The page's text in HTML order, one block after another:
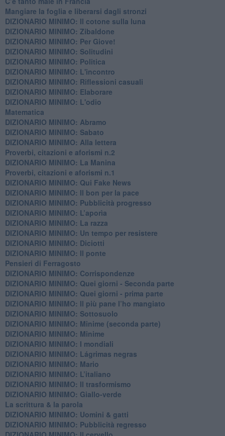
​Mangiare la foglia e liberarsi dagli stronzi
DIZIONARIO MINIMO: Il cotone sulla luna
DIZIONARIO MINIMO: Zibaldone
DIZIONARIO MINIMO: Per Giove!
DIZIONARIO MINIMO: Solitudini
DIZIONARIO MINIMO: Politica
DIZIONARIO MINIMO: L'incontro
DIZIONARIO MINIMO: Riflessioni casuali
DIZIONARIO MINIMO: Elaborare
DIZIONARIO MINIMO: L'odio
​Matematica
DIZIONARIO MINIMO: Abramo
DIZIONARIO MINIMO: Sabato
​DIZIONARIO MINIMO: Alla lettera
Proverbi, citazioni e aforismi n.2
DIZIONARIO MINIMO: La Manina
​Proverbi, citazioni e aforismi n.1
DIZIONARIO MINIMO: Qui Fake News
DIZIONARIO MINIMO: ​Il bon per la pace
DIZIONARIO MINIMO: Pubblicità progresso
DIZIONARIO MINIMO: L’aporìa
DIZIONARIO MINIMO: La razza
DIZIONARIO MINIMO: Un tempo per resistere
DIZIONARIO MINIMO: Diciotti
DIZIONARIO MINIMO: Il ponte
Pensieri di Ferragosto
DIZIONARIO MINIMO: Corrispondenze
DIZIONARIO MINIMO: Quei giorni - Seconda parte
DIZIONARIO MINIMO: Quei giorni - prima parte
DIZIONARIO MINIMO: Il più pane l’ho mangiato
DIZIONARIO MINIMO: Sottosuolo
DIZIONARIO MINIMO: Minime (seconda parte)
DIZIONARIO MINIMO: Minime
DIZIONARIO MINIMO: ​I mondiali
DIZIONARIO MINIMO: ​Lágrimas negras
DIZIONARIO MINIMO: Mario
DIZIONARIO MINIMO: L’italiano
DIZIONARIO MINIMO: Il trasformismo
DIZIONARIO MINIMO: Giallo-verde
La scrittura & la parola
​DIZIONARIO MINIMO: Uomini & gatti
DIZIONARIO MINIMO: ​Pubblicità regresso